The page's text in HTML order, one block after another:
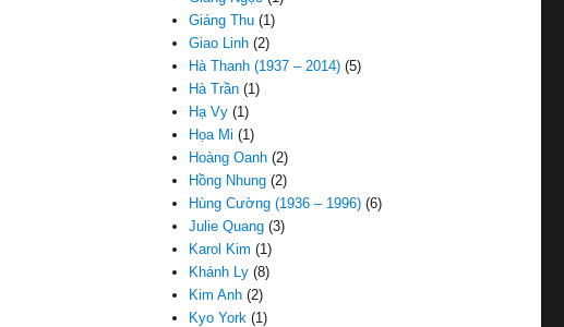
Giáng Thu (1)
Giao Linh (2)
Hà Thanh (1937 – 2014) (5)
Hà Trần (1)
Hạ Vy (1)
Họa Mi (1)
Hoàng Oanh (2)
Hồng Nhung (2)
Hùng Cường (1936 – 1996) (6)
Julie Quang (3)
Karol Kim (1)
Khánh Ly (8)
Kim Anh (2)
Kyo York (1)